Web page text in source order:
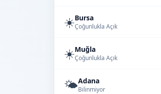
☀️Bursa
Çoğunlukla Açık
☀️Muğla
Çoğunlukla Açık
🌤️Adana
Bilinmiyor